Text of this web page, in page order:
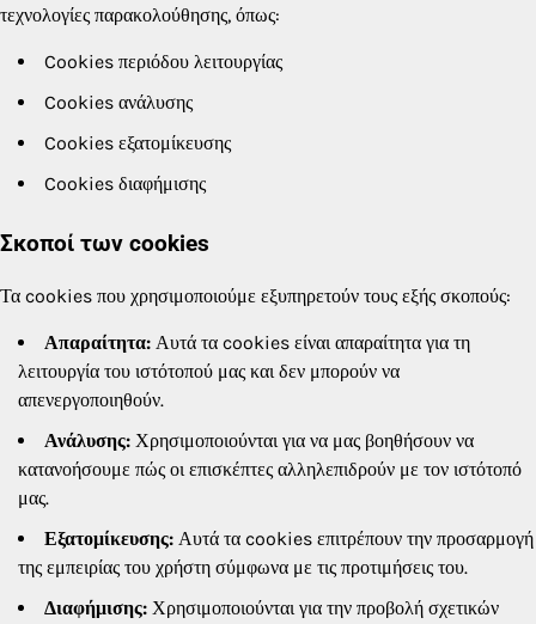
τεχνολογίες παρακολούθησης, όπως:
Cookies περιόδου λειτουργίας
Cookies ανάλυσης
Cookies εξατομίκευσης
Cookies διαφήμισης
Σκοποί των cookies
Τα cookies που χρησιμοποιούμε εξυπηρετούν τους εξής σκοπούς:
Απαραίτητα: Αυτά τα cookies είναι απαραίτητα για τη
λειτουργία του ιστότοπού μας και δεν μπορούν να
απενεργοποιηθούν.
Ανάλυσης: Χρησιμοποιούνται για να μας βοηθήσουν να
κατανοήσουμε πώς οι επισκέπτες αλληλεπιδρούν με τον ιστότοπό
μας.
Εξατομίκευσης: Αυτά τα cookies επιτρέπουν την προσαρμογή
της εμπειρίας του χρήστη σύμφωνα με τις προτιμήσεις του.
Διαφήμισης: Χρησιμοποιούνται για την προβολή σχετικών